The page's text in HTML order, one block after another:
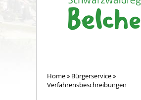
Home» Bürgerservice»
Verfahrensbeschreibungen